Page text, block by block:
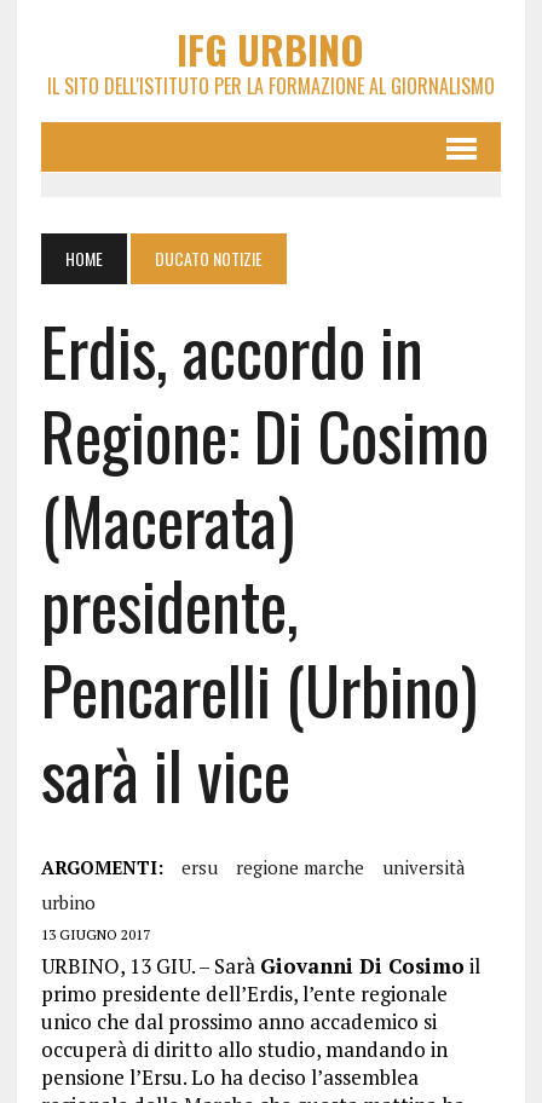
IFG URBINO
IL SITO DELL'ISTITUTO PER LA FORMAZIONE AL GIORNALISMO
HOME DUCATO NOTIZIE
Erdis, accordo in
Regione: Di Cosimo
(Macerata)
presidente,
Pencarelli (Urbino)
sarà il vice
ARGOMENTI: ersu regione marche
università
urbino
13 GIUGNO 2017
URBINO, 13 GIU. – Sarà Giovanni Di Cosimo il
primo presidente dell’Erdis, l’ente regionale
unico che dal prossimo anno accademico si
occuperà di diritto allo studio, mandando in
pensione l’Ersu. Lo ha deciso l’assemblea